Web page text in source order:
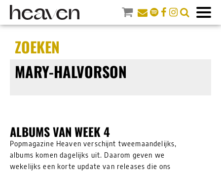
ZOEKEN
MARY-HALVORSON
ALBUMS VAN WEEK 4
Popmagazine Heaven verschijnt tweemaandelijks,
albums komen dagelijks uit. Daarom geven we
wekelijks een korte update van releases die ons